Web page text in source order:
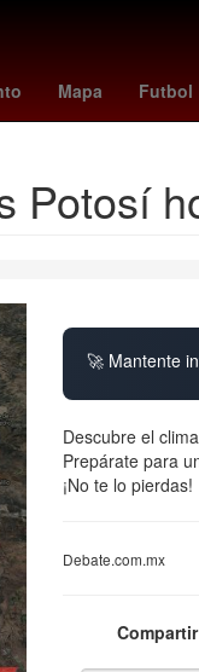
Mapa Futbol
cometa
Potosí
🚀 Mantente
Descubre el
Prepárate para
¡No te lo pierdas!
Debate.com.mx